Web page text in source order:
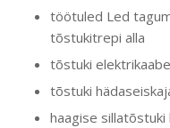
töötuled Led
tõstukitrepi alla
tõstuki
tõstuki
haagise sillatõstuki